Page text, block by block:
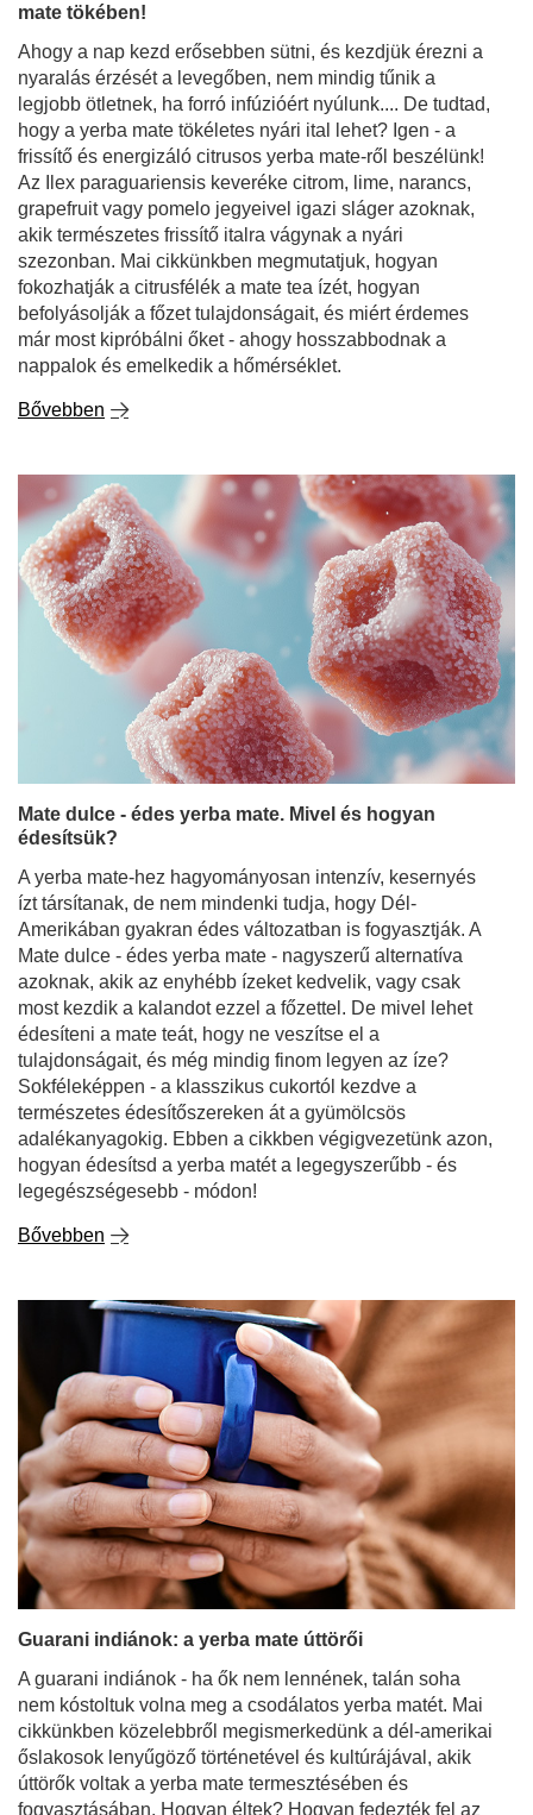
mate tökében!
Ahogy a nap kezd erősebben sütni, és kezdjük érezni a
nyaralás érzését a levegőben, nem mindig tűnik a
legjobb ötletnek, ha forró infúzióért nyúlunk.... De tudtad,
hogy a yerba mate tökéletes nyári ital lehet? Igen - a
frissítő és energizáló citrusos yerba mate-ről beszélünk!
Az Ilex paraguariensis keveréke citrom, lime, narancs,
grapefruit vagy pomelo jegyeivel igazi sláger azoknak,
akik természetes frissítő italra vágynak a nyári
szezonban. Mai cikkünkben megmutatjuk, hogyan
fokozhatják a citrusfélék a mate tea ízét, hogyan
befolyásolják a főzet tulajdonságait, és miért érdemes
már most kipróbálni őket - ahogy hosszabbodnak a
nappalok és emelkedik a hőmérséklet.
Bővebben
Mate dulce - édes yerba mate. Mivel és hogyan
édesítsük?
A yerba mate-hez hagyományosan intenzív, kesernyés
ízt társítanak, de nem mindenki tudja, hogy Dél-
Amerikában gyakran édes változatban is fogyasztják. A
Mate dulce - édes yerba mate - nagyszerű alternatíva
azoknak, akik az enyhébb ízeket kedvelik, vagy csak
most kezdik a kalandot ezzel a főzettel. De mivel lehet
édesíteni a mate teát, hogy ne veszítse el a
tulajdonságait, és még mindig finom legyen az íze?
Sokféleképpen - a klasszikus cukortól kezdve a
természetes édesítőszereken át a gyümölcsös
adalékanyagokig. Ebben a cikkben végigvezetünk azon,
hogyan édesítsd a yerba matét a legegyszerűbb - és
legegészségesebb - módon!
Bővebben
Guarani indiánok: a yerba mate úttörői
A guarani indiánok - ha ők nem lennének, talán soha
nem kóstoltuk volna meg a csodálatos yerba matét. Mai
cikkünkben közelebbről megismerkedünk a dél-amerikai
őslakosok lenyűgöző történetével és kultúrájával, akik
úttörők voltak a yerba mate termesztésében és
fogyasztásában. Hogyan éltek? Hogyan fedezték fel az